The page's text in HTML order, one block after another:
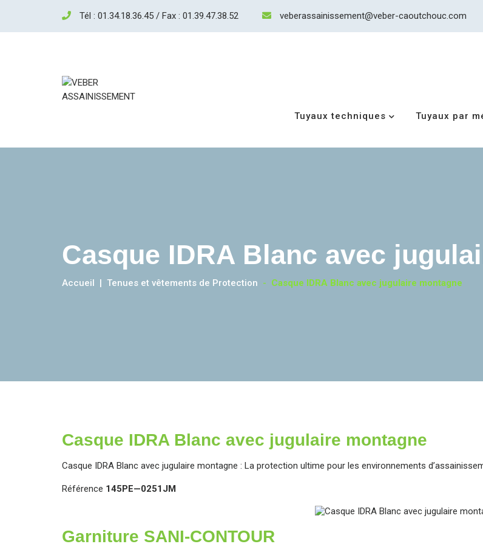
Tél : 01.34.18.36.45 / Fax : 01.39.47.38.52 veberassainissement@veber-caoutchouc.com
Tuyaux techniques Tuyaux par
Casque IDRA Blanc avec
Accueil Tenues et vêtements de Protection - Casque IDRA Blanc avec jugulaire montagne
Casque IDRA Blanc avec jugulaire montagne
Casque IDRA Blanc avec jugulaire montagne : La protection ultime pour les environnements
Référence 145PE—0251JM
Garniture SANI-CONTOUR